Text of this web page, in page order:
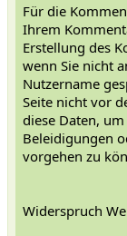
Für die
Ihrem
Erstellung des
wenn Sie nicht
Nutzername
Seite nicht vor
diese Daten,
Beleidigungen
vorgehen zu
Widerspruch